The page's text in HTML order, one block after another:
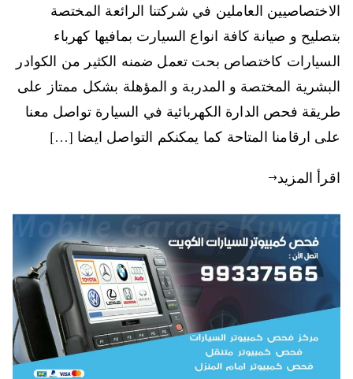
الاختصاصيين العاملين في شركتنا الرائعة المختصة
بتصليح و صيانة كافة انواع السيارت بمافيها كهرباء
السيارات كاختصاص بحت تعمل ضمنه الكثير من الكوادر
البشرية المختصة و المدربة و المؤهلة بشكل ممتاز على
طريقة فحص الدارة الكهربائية في السيارة تواصل معنا
على ارقامنا المتاحة كما يمكنكم التواصل ايضا […]
اقرأ المزيد